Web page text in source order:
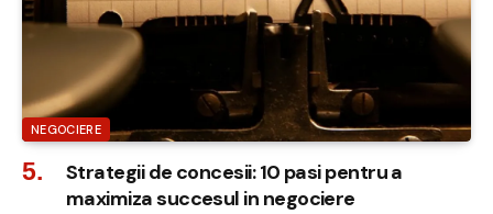
NEGOCIERE
Strategii de concesii: 10 pasi pentru a
maximiza succesul in negociere